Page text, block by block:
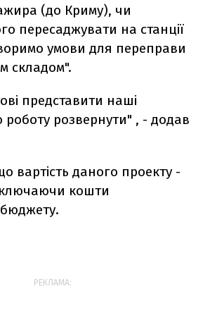
(до Криму), чи
пересаджувати на станції
умови для переправи
складом".
представити наші
роботу розвернути" , - додав
вартість даного проекту -
кошти
РЕКЛАМА: